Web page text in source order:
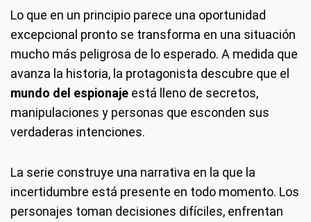
Lo que en un principio parece una oportunidad
excepcional pronto se transforma en una situación
mucho más peligrosa de lo esperado. A medida que
avanza la historia, la protagonista descubre que el
mundo del espionaje está lleno de secretos,
manipulaciones y personas que esconden sus
verdaderas intenciones.
La serie construye una narrativa en la que la
incertidumbre está presente en todo momento. Los
personajes toman decisiones difíciles, enfrentan